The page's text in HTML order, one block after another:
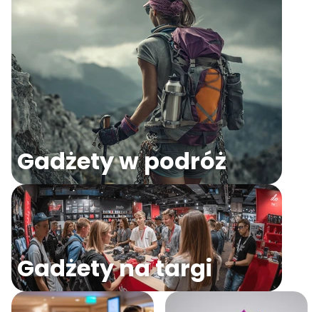
Gadżety w podróż
Gadżety na targi